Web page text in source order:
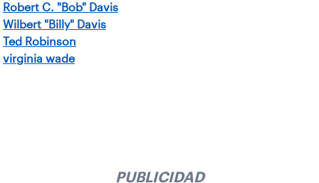
Robert C. "Bob" Davis
Wilbert "Billy" Davis
Ted Robinson
virginia wade
PUBLICIDAD